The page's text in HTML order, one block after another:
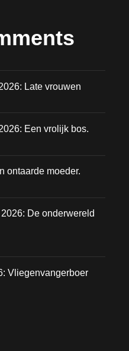
Late vrouwen
Een vrolijk bos.
ontaarde moeder.
De onderwereld
Vliegenvangerboer